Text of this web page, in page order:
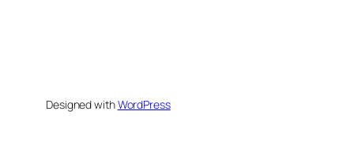
Designed withWordPress